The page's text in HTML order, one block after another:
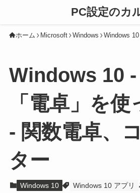
PC設定のカ
ホーム Microsoft Windows Windows 10
Windows 10 -
「電卓」を
- 関数電卓、
ター
Windows 10 Windows 10 アプリ